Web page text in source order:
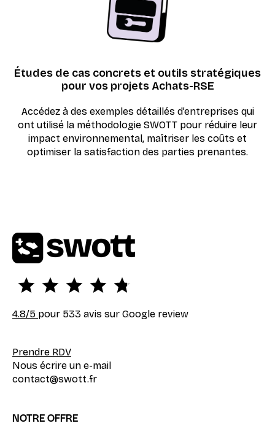
Études de cas concrets et outils stratégiques
pour vos projets Achats-RSE
Accédez à des exemples détaillés d’entreprises qui
ont utilisé la méthodologie SWOTT pour réduire leur
impact environnemental, maîtriser les coûts et
optimiser la satisfaction des parties prenantes.
4.8/5 pour 533 avis sur Google review
Prendre RDV
Nous écrire un e-mail
contact@swott.fr
NOTRE OFFRE